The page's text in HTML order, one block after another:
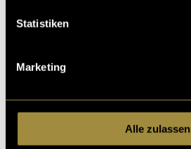
Statistiken
Marketing
Alle zulassen